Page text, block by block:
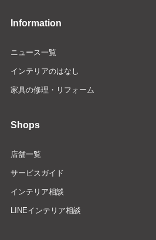
Information
ニュース一覧
インテリアのはなし
家具の修理・リフォーム
Shops
店舗一覧
サービスガイド
インテリア相談
LINEインテリア相談